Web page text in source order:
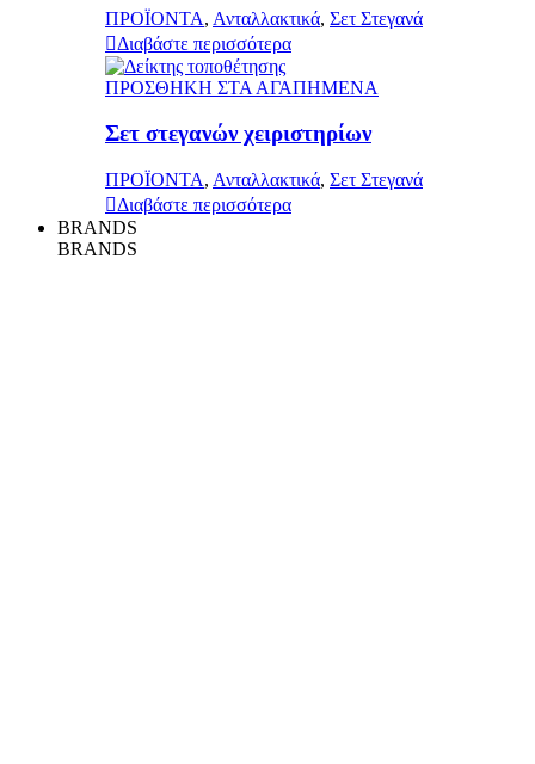
ΠΡΟΪΟΝΤΑ, Ανταλλακτικά, Σετ Στεγανά
Διαβάστε περισσότερα
ΠΡΟΣΘΗΚΗ ΣΤΑ ΑΓΑΠΗΜΕΝΑ
Σετ στεγανών χειριστηρίων
ΠΡΟΪΟΝΤΑ, Ανταλλακτικά, Σετ Στεγανά
Διαβάστε περισσότερα
BRANDS
BRANDS